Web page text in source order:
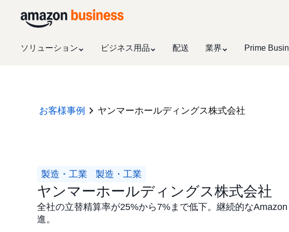
ソリューション ビジネス用品 配送 業界 Prime
お客様事例 ヤンマーホールディングス株式会社
製造・工業 製造・工業
ヤンマーホールディングス株式会社
全社の立替精算率が25%から7%まで低下。継続的な
進。